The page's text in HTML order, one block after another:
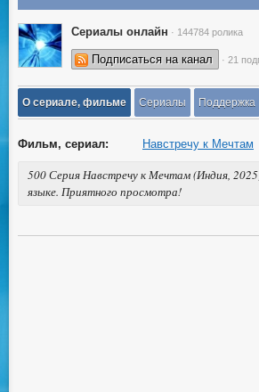
Сериалы онлайн · 144784 ролика
Подписаться на канал · 21
О сериале, фильме Сериалы Поддержка
Фильм, сериал: Навстречу к Мечтам
500 Серия Навстречу к Мечтам (Индия,
языке. Приятного просмотра!